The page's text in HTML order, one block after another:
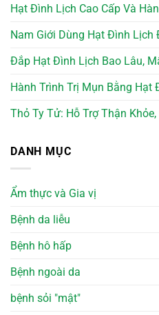
Hạt Đình Lịch Cao Cấp Và
Nam Giới Dùng Hạt Đình
Đắp Hạt Đình Lịch Bao Lâu,
Hành Trình Trị Mụn Bằng Hạt
Thỏ Ty Tử: Hỗ Trợ Thận
DANH MỤC
Ẩm thực và Gia vị
Bệnh da liễu
Bệnh hô hấp
Bệnh ngoài da
bệnh sỏi "mật"